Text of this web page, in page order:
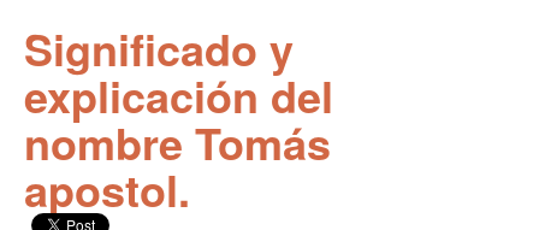
Significado y
explicación del
nombre Tomás
apostol.